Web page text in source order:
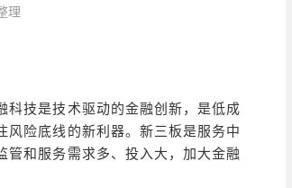
理
科技是技术驱动的金融创新，是低成
风险底线的新利器。新三板是服务中
管和服务需求多、投入大，加大金融